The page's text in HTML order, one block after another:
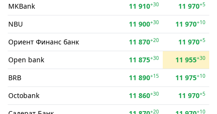
MKBank 11 910+30 11 970+5
NBU 11 900+30 11 970+10
Ориент Финанс банк 11 870+20 11 970+5
Open bank 11 875+30 11 955+30
BRB 11 890+15 11 975+10
Octobank 11 860+30 11 970+5
+20 +10